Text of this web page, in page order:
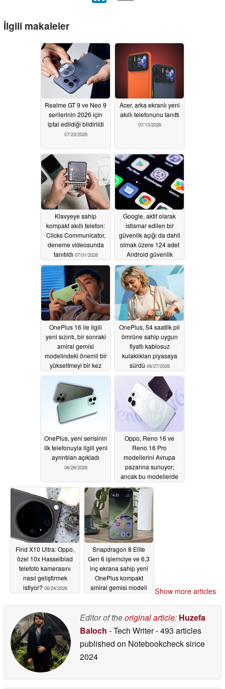
İlgili makaleler
Realme GT 9 ve Neo 9
serilerinin 2026 için
iptal edildiği bildirildi
07/23/2026
Acer, arka ekranlı yeni
akıllı telefonunu tanıttı
07/13/2026
Klavyeye sahip
kompakt akıllı telefon:
Clicks Communicator,
deneme videosunda
tanıtıldı 07/01/2026
Google, aktif olarak
istismar edilen bir
güvenlik açığı da dahil
olmak üzere 124 adet
Android güvenlik
açığını giderdi06/29/2026
OnePlus 16 ile ilgili
yeni sızıntı, bir sonraki
amiral gemisi
modelindeki önemli bir
yükseltmeyi bir kez
daha teyit ediyor
06/29/2026
OnePlus, 54 saatlik pil
ömrüne sahip uygun
fiyatlı kablosuz
kulaklıkları piyasaya
sürdü 06/27/2026
OnePlus, yeni serisinin
ilk telefonuyla ilgili yeni
ayrıntıları açıkladı
06/26/2026
Oppo, Reno 16 ve
Reno 16 Pro
modellerini Avrupa
pazarına sunuyor;
ancak bu modellerde
daha küçük kapasiteli
piller bulunuyor
06/26/2026
Find X10 Ultra: Oppo,
özel 10x Hasselblad
telefoto kamerasını
nasıl geliştirmek
istiyor? 06/24/2026
Snapdragon 8 Elite
Gen 6 işlemciye ve 6,3
inç ekrana sahip yeni
OnePlus kompakt
amiral gemisi modeli
Show more articles
Editor of theoriginal article: Huzefa
Baloch - Tech Writer- 493 articles
published on Notebookchecksince
2024